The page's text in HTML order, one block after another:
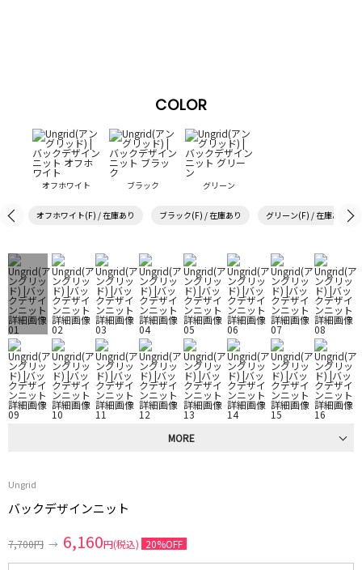
COLOR
オフホワイト ブラック グリーン
オフホワイト(F) / 在庫あり ブラック(F) / 在庫あり グリーン(F) / 在庫あり
MORE
Ungrid
バックデザインニット
7,700円 → 6,160円(税込) 20%OFF